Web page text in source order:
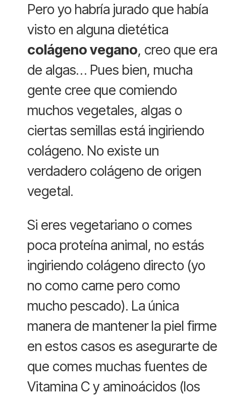
Pero yo habría jurado que había
visto en alguna dietética
colágeno vegano, creo que era
de algas… Pues bien, mucha
gente cree que comiendo
muchos vegetales, algas o
ciertas semillas está ingiriendo
colágeno. No existe un
verdadero colágeno de origen
vegetal.
Si eres vegetariano o comes
poca proteína animal, no estás
ingiriendo colágeno directo (yo
no como carne pero como
mucho pescado). La única
manera de mantener la piel firme
en estos casos es asegurarte de
que comes muchas fuentes de
Vitamina C y aminoácidos (los